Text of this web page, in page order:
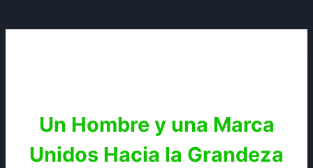
Un Hombre y una Marca
Unidos Hacia la Grandeza